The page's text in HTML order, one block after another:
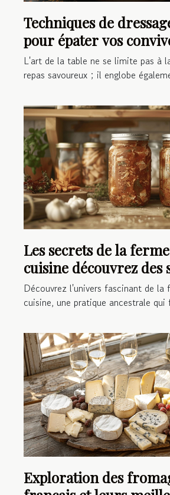
Techniques de
pour épater vos
L'art de la table ne se limite pas à
repas savoureux ; il englobe
Les secrets de la
cuisine découvrez des
inédites avec le
kombucha
Découvrez l'univers fascinant de la
cuisine, une pratique ancestrale qui
Exploration des